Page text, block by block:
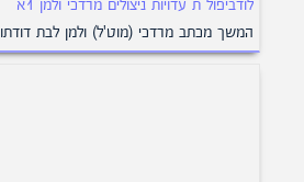
לודביפול ת עדויות ניצולים מרדכי ולמן 1א
המשך מכתב מרדכי (מוט'ל) ולמן לבת דודתו